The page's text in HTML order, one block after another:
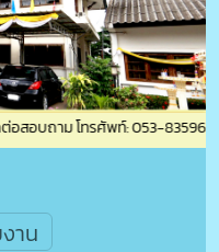
าม โทรศัพท์: 053-835965 โทร
าน